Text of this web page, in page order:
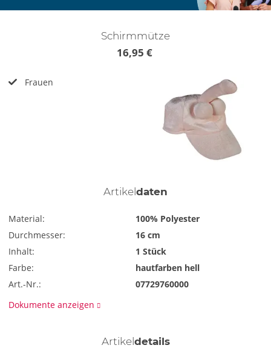
Schirmmütze
16,95 €
Frauen
Artikeldaten
Material:
100% Polyester
Durchmesser:
16 cm
Inhalt:
1 Stück
Farbe:
hautfarben hell
Art.-Nr.:
07729760000
Dokumente anzeigen
Artikeldetails